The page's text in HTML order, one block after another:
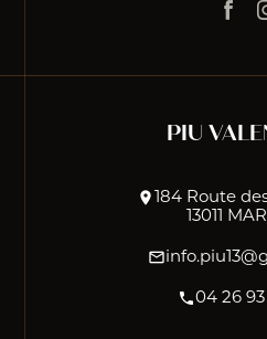
PIU
location_on 184 Route
13011
mail_outline
phone04 26